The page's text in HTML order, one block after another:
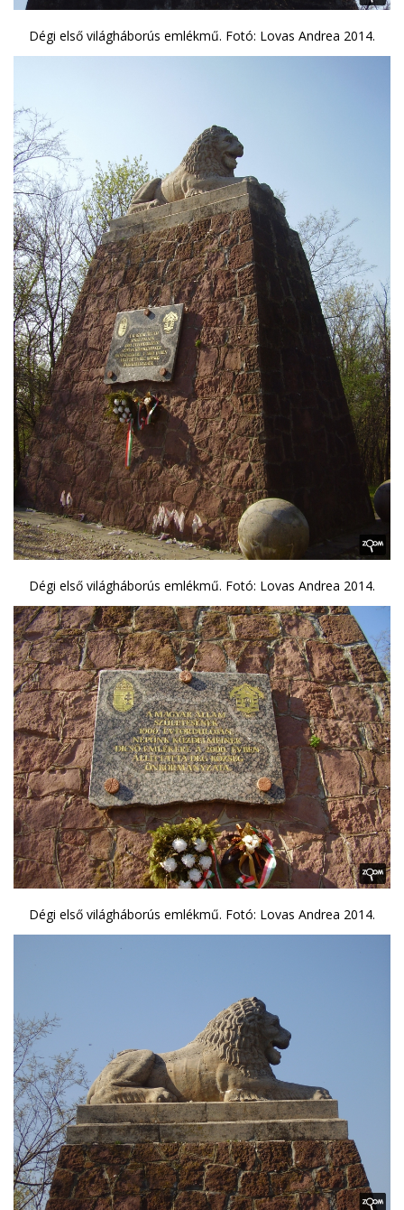
Dégi első világháborús emlékmű. Fotó: Lovas Andrea 2014.
Dégi első világháborús emlékmű. Fotó: Lovas Andrea 2014.
Dégi első világháborús emlékmű. Fotó: Lovas Andrea 2014.